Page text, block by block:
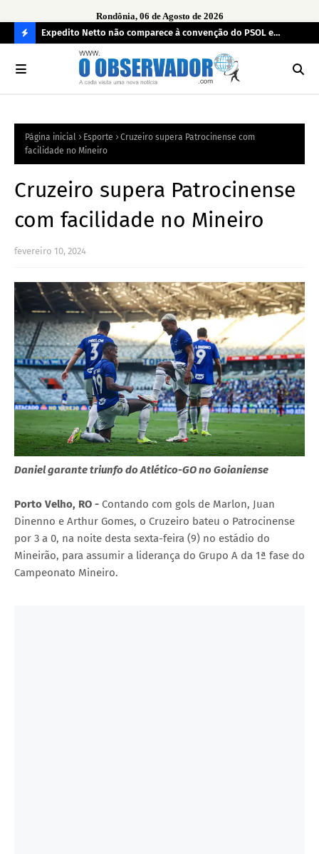
Rondônia, 06 de Agosto de 2026
O
R
ilícitos
Expedito Netto não comparece à convenção do PSOL e
ausência gera desconforto durante oficialização de vice em
Porto Velho
Página inicial Esporte
Cruzeiro supera Patrocinense com
facilidade no Mineiro
Cruzeiro supera Patrocinense
com facilidade no Mineiro
fevereiro 10, 2024
Daniel garante triunfo do Atlético-GO no Goianiense
Porto Velho, RO - Contando com gols de Marlon, Juan
Dinenno e Arthur Gomes, o Cruzeiro bateu o Patrocinense
por 3 a 0, na noite desta sexta-feira (9) no estádio do
Mineirão, para assumir a liderança do Grupo A da 1ª fase do
Campeonato Mineiro.